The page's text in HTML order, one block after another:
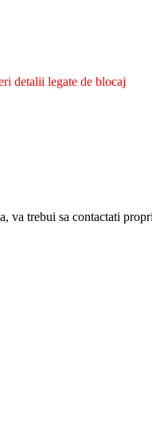
detalii legate de blocaj
va trebui sa contactati